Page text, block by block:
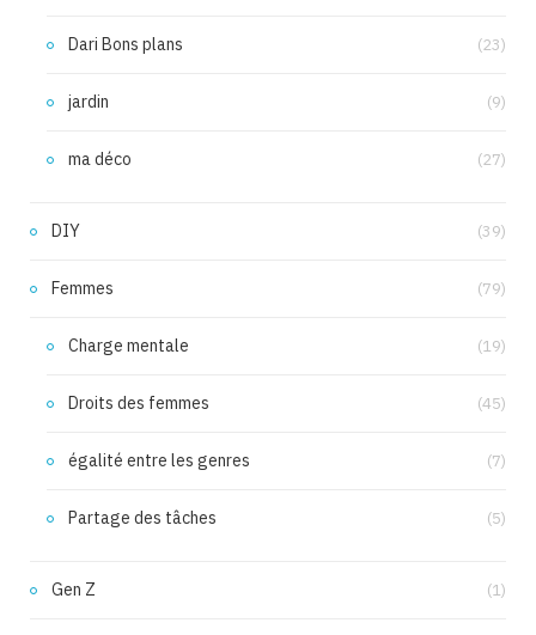
Dari Bons plans (23)
jardin (9)
ma déco (27)
DIY (39)
Femmes (79)
Charge mentale (19)
Droits des femmes (45)
égalité entre les genres (7)
Partage des tâches (5)
Gen Z (1)